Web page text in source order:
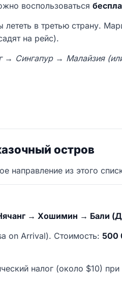
воспользоваться
в третью страну.
на рейс).
→ Сингапур → Малайзия
остров
направление из этого
→ Хошимин → Бали
on Arrival). Стоимость: 500
налог (около $10) при